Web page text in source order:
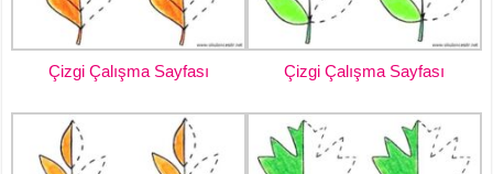
Çizgi Çalışma Sayfası Çizgi Çalışma Sayfası